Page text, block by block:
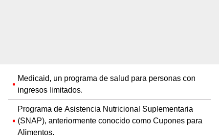
Medicaid, un programa de salud para personas con
ingresos limitados.
Programa de Asistencia Nutricional Suplementaria
(SNAP), anteriormente conocido como Cupones para
Alimentos.